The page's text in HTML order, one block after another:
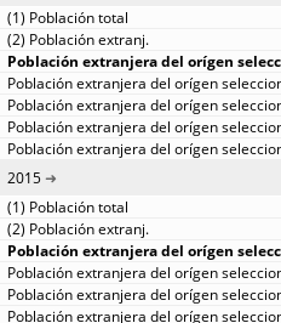
2015